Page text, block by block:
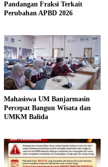
Pandangan Fraksi Terkait
Perubahan APBD 2026
Mahasiswa UM Banjarmasin
Percepat Bangun Wisata dan
UMKM Balida